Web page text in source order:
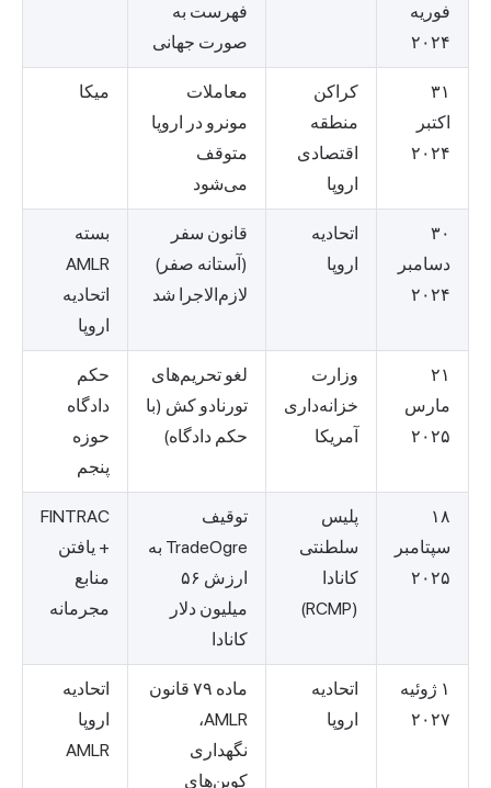
فوریه
۲۰۲۴
فهرست به
صورت جهانی
۳۱
اکتبر
۲۰۲۴
کراکن
منطقه
اقتصادی
اروپا
معاملات
مونرو در اروپا
متوقف
می‌شود
میکا
۳۰
دسامبر
۲۰۲۴
اتحادیه
اروپا
قانون سفر
(آستانه صفر)
لازم‌الاجرا شد
بسته
AMLR
اتحادیه
اروپا
۲۱
مارس
۲۰۲۵
وزارت
خزانه‌داری
آمریکا
لغو تحریم‌های
تورنادو کش (با
حکم دادگاه)
حکم
دادگاه
حوزه
پنجم
۱۸
سپتامبر
۲۰۲۵
پلیس
سلطنتی
کانادا
(RCMP)
توقیف
TradeOgre به
ارزش ۵۶
میلیون دلار
کانادا
FINTRAC
+ یافتن
منابع
مجرمانه
۱ ژوئیه
۲۰۲۷
اتحادیه
اروپا
ماده ۷۹ قانون
AMLR،
نگهداری
کوین‌های
اتحادیه
اروپا
AMLR